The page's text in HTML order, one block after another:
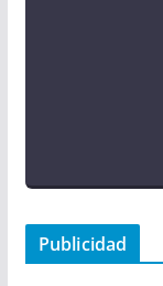
Publicidad